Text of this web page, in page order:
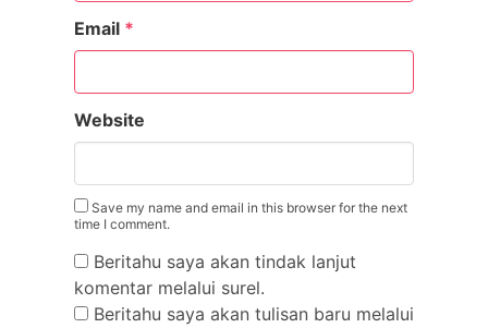
Email *
Website
Save my name and email in this browser for the next
time I comment.
Beritahu saya akan tindak lanjut
komentar melalui surel.
Beritahu saya akan tulisan baru melalui